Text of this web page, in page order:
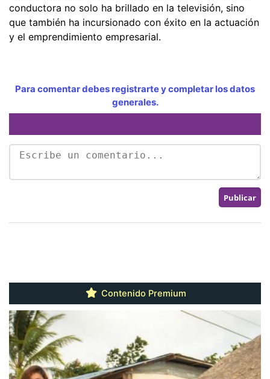
conductora no solo ha brillado en la televisión, sino
que también ha incursionado con éxito en la actuación
y el emprendimiento empresarial.
Para comentar debes registrarte y completar los datos
generales.
Contenido Premium